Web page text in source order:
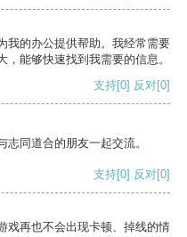
我的办公提供帮助。我经常需要
能够快速找到我需要的信息。
支持[0] 反对[0]
同道合的朋友一起交流。
支持[0] 反对[0]
戏再也不会出现卡顿、掉线的情